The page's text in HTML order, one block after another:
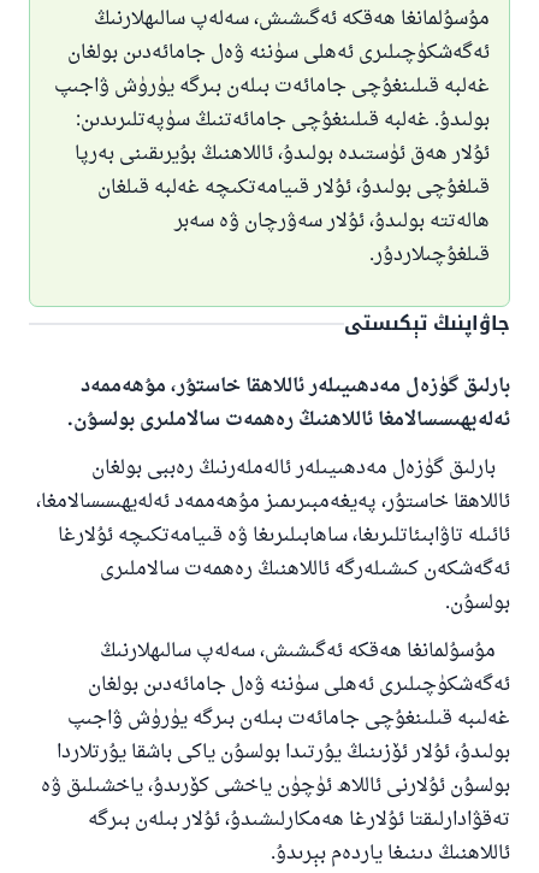
مۇسۇلمانغا ھەقكە ئەگىشىش، سەلەپ سالىھلارنىڭ
ئەگەشكۈچىلىرى ئەھلى سۈننە ۋەل جامائەدىن بولغان
غەلبە قىلىنغۇچى جامائەت بىلەن بىرگە يۈرۈش ۋاجىپ
بولىدۇ. غەلبە قىلىنغۇچى جامائەتنىڭ سۈپەتلىرىدىن:
ئۇلار ھەق ئۈستىدە بولىدۇ، ئاللاھنىڭ بۇيرىقىنى بەرپا
قىلغۇچى بولىدۇ، ئۇلار قىيامەتكىچە غەلبە قىلغان
ھالەتتە بولىدۇ، ئۇلار سەۋرچان ۋە سەبر
قىلغۇچىلاردۇر.
جاۋاپنىڭ تېكىستى
بارلىق گۈزەل مەدھىيىلەر ئاللاھقا خاستۇر، مۇھەممەد
ئەلەيھىسسالامغا ئاللاھنىڭ رەھمەت سالاملىرى بولسۇن.
بارلىق گۈزەل مەدھىيىلەر ئالەملەرنىڭ رەببى بولغان
ئاللاھقا خاستۇر، پەيغەمبىرىمىز مۇھەممەد ئەلەيھىسسالامغا،
ئائىلە تاۋابىئاتلىرىغا، ساھابىلىرىغا ۋە قىيامەتكىچە ئۇلارغا
ئەگەشكەن كىشىلەرگە ئاللاھنىڭ رەھمەت سالاملىرى
بولسۇن.
مۇسۇلمانغا ھەقكە ئەگىشىش، سەلەپ سالىھلارنىڭ
ئەگەشكۈچىلىرى ئەھلى سۈننە ۋەل جامائەدىن بولغان
غەلىبە قىلىنغۇچى جامائەت بىلەن بىرگە يۈرۈش ۋاجىپ
بولىدۇ، ئۇلار ئۆزىنىڭ يۇرتىدا بولسۇن ياكى باشقا يۇرتلاردا
بولسۇن ئۇلارنى ئاللاھ ئۈچۈن ياخشى كۆرىدۇ، ياخشىلىق ۋە
تەقۋادارلىقتا ئۇلارغا ھەمكارلىشىدۇ، ئۇلار بىلەن بىرگە
ئاللاھنىڭ دىنىغا ياردەم بېرىدۇ.